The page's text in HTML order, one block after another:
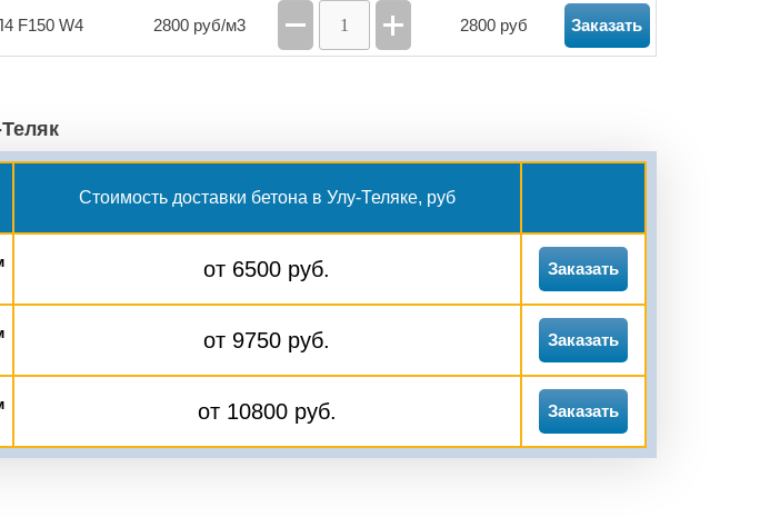
F150 W4 2800 руб/м3 2800 руб Заказать
Стоимость доставки бетона в Улу-Теляке, руб
от 6500 руб. Заказать
от 9750 руб. Заказать
от 10800 руб. Заказать